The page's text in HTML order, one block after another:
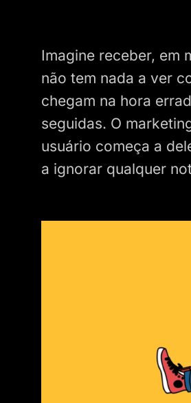
Imagine receber, em
não tem nada a ver
chegam na hora
seguidas. O
usuário começa a
a ignorar qualquer